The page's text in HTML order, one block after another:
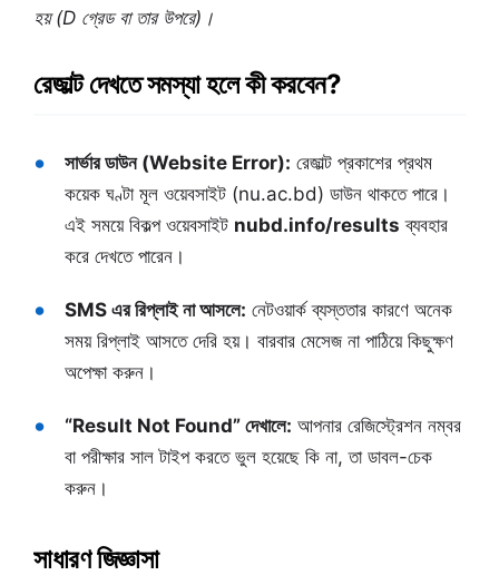
হয় (D গ্রেড বা তার উপরে)।
রেজাল্ট দেখতে সমস্যা হলে কী করবেন?
সার্ভার ডাউন (Website Error): রেজাল্ট প্রকাশের প্রথম
কয়েক ঘণ্টা মূল ওয়েবসাইট (nu.ac.bd) ডাউন থাকতে পারে।
এই সময়ে বিকল্প ওয়েবসাইট nubd.info/results ব্যবহার
করে দেখতে পারেন।
SMS এর রিপ্লাই না আসলে: নেটওয়ার্ক ব্যস্ততার কারণে অনেক
সময় রিপ্লাই আসতে দেরি হয়। বারবার মেসেজ না পাঠিয়ে কিছুক্ষণ
অপেক্ষা করুন।
“Result Not Found” দেখালে: আপনার রেজিস্ট্রেশন নম্বর
বা পরীক্ষার সাল টাইপ করতে ভুল হয়েছে কি না, তা ডাবল-চেক
করুন।
সাধারণ জিজ্ঞাসা